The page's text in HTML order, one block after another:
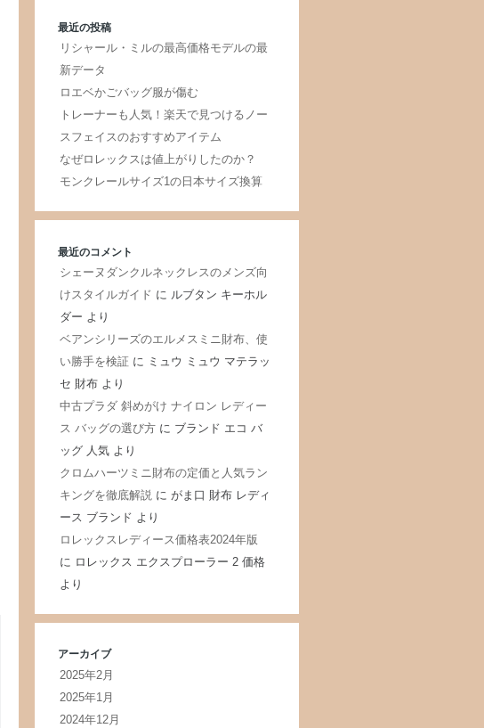
最近の投稿
リシャール・ミルの最高価格モデルの最
新データ
ロエベかごバッグ服が傷む
トレーナーも人気！楽天で見つけるノー
スフェイスのおすすめアイテム
なぜロレックスは値上がりしたのか？
モンクレールサイズ1の日本サイズ換算
最近のコメント
シェーヌダンクルネックレスのメンズ向
けスタイルガイド に ルブタン キーホル
ダー より
ベアンシリーズのエルメスミニ財布、使
い勝手を検証 に ミュウ ミュウ マテラッ
セ 財布 より
中古プラダ 斜めがけ ナイロン レディー
ス バッグの選び方 に ブランド エコ バ
ッグ 人気 より
クロムハーツミニ財布の定価と人気ラン
キングを徹底解説 にがま口 財布 レディ
ース ブランド より
ロレックスレディース価格表2024年版
に ロレックス エクスプローラー 2 価格
より
アーカイブ
2025年2月
2025年1月
2024年12月